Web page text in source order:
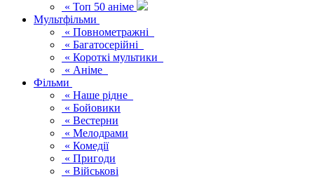
« Топ 50 аніме
Мультфільми
« Повнометражні
« Багатосерійні
« Короткі мультики
« Аніме
Фільми
« Наше рідне
« Бойовики
« Вестерни
« Мелодрами
« Комедії
« Пригоди
« Військові